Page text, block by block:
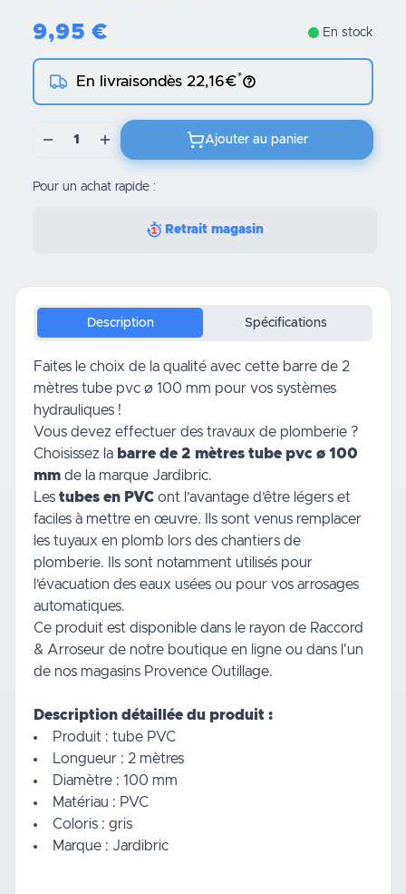
9,95 € En stock
En livraisondès 22,16€*
1 Ajouter au panier
Pour un achat rapide :
Retrait magasin
Description Spécifications
Faites le choix de la qualité avec cette barre de 2
mètres tube pvc ø 100 mm pour vos systèmes
hydrauliques !
Vous devez effectuer des travaux de plomberie ?
Choisissez la barre de 2 mètres tube pvc ø 100
mm de la marque Jardibric.
Les tubes en PVC ont l’avantage d’être légers et
faciles à mettre en œuvre. Ils sont venus remplacer
les tuyaux en plomb lors des chantiers de
plomberie. Ils sont notamment utilisés pour
l’évacuation des eaux usées ou pour vos arrosages
automatiques.
Ce produit est disponible dans le rayon de Raccord
& Arroseur de notre boutique en ligne ou dans l'un
de nos magasins Provence Outillage.
Description détaillée du produit :
Produit : tube PVC
Longueur : 2 mètres
Diamètre : 100 mm
Matériau : PVC
Coloris : gris
Marque : Jardibric